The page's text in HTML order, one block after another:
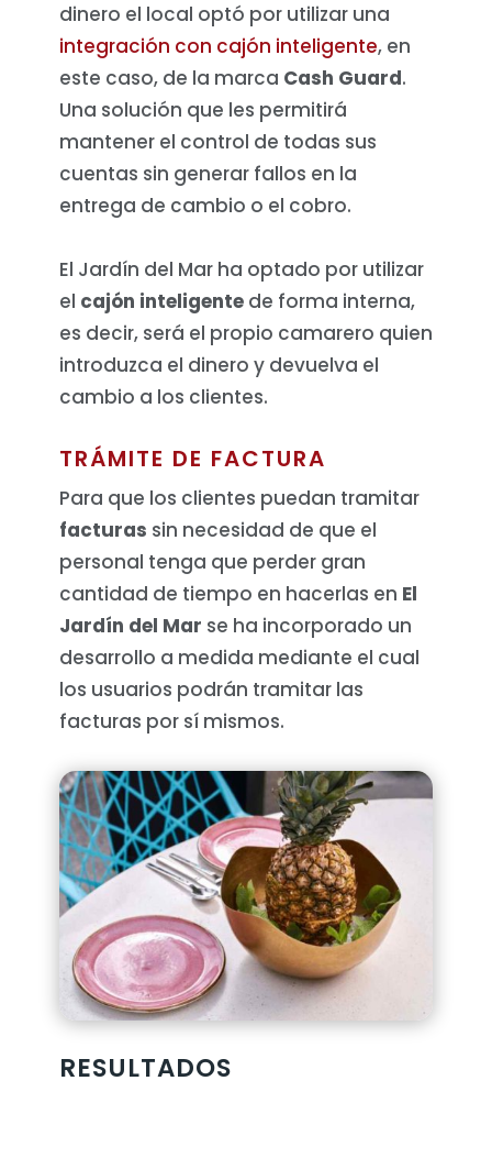
dinero el local optó por utilizar una
integración con cajón inteligente, en
este caso, de la marca Cash Guard.
Una solución que les permitirá
mantener el control de todas sus
cuentas sin generar fallos en la
entrega de cambio o el cobro.
El Jardín del Mar ha optado por utilizar
el cajón inteligentede forma interna,
es decir, será el propio camarero quien
introduzca el dinero y devuelva el
cambio a los clientes.
TRÁMITE DE FACTURA
Para que los clientes puedan tramitar
facturas sin necesidad de que el
personal tenga que perder gran
cantidad de tiempo en hacerlas en El
Jardín del Mar se ha incorporado un
desarrollo a medida mediante el cual
los usuarios podrán tramitar las
facturas por sí mismos.
RESULTADOS